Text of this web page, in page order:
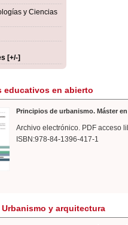
y Ciencias
[+/-]
educativos en abierto
Principios de urbanismo. Máster
Archivo electrónico. PDF acceso
ISBN:978-84-1396-417-1
Urbanismo y arquitectura